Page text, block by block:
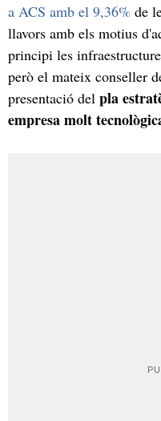
a ACS amb el 9,36% de
llavors amb els motius
principi les
però el mateix conseller
presentació del pla
empresa molt